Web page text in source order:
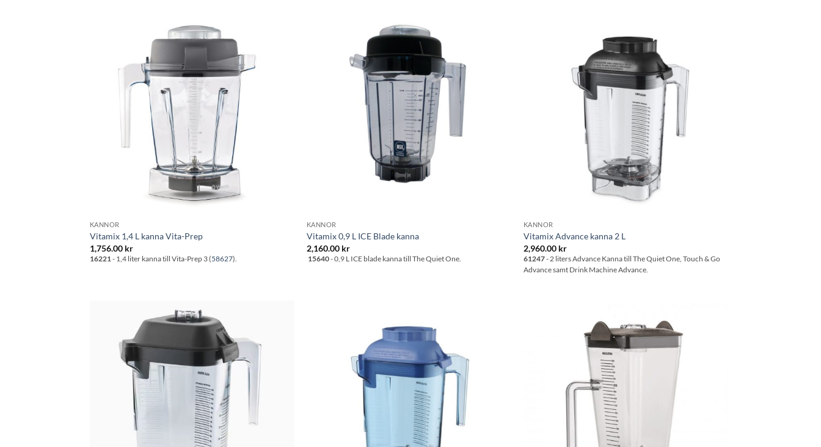
KANNOR
Vitamix 1,4 L kanna Vita-Prep
1,756.00 kr
16221 - 1,4 liter kanna till Vita-Prep 3 (58627).
KANNOR
Vitamix 0,9 L ICE Blade kanna
2,160.00 kr
15640- 0,9 L ICE blade kanna till The Quiet One.
KANNOR
Vitamix Advance kanna 2 L
2,960.00 kr
61247- 2 liters Advance Kanna till The Quiet One, Touch & Go
Advance samt Drink Machine Advance.
önskelistan